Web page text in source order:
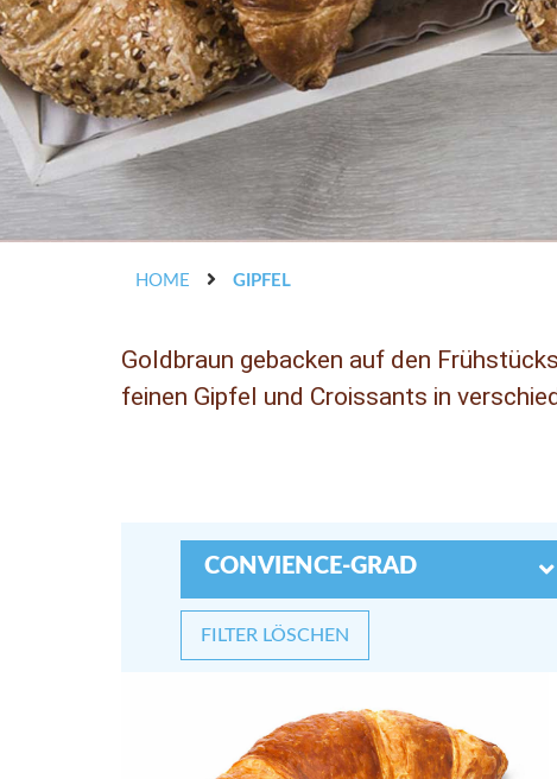
HOME GIPFEL
Goldbraun gebacken auf den
feinen Gipfel und Croissants in
CONVIENCE-GRAD 